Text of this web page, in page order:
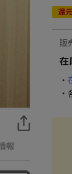
報
還
販
在
・